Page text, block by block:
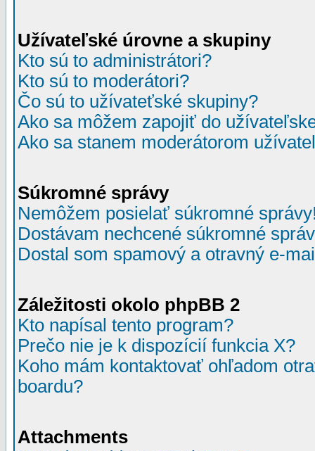
Užívateľské úrovne a skupiny
Kto sú to administrátori?
Kto sú to moderátori?
Čo sú to užívateťské skupiny?
Ako sa môžem zapojiť do
Ako sa stanem moderátorom
Súkromné správy
Nemôžem posielať súkromné
Dostávam nechcené súkromné
Dostal som spamový a otravný e-
Záležitosti okolo phpBB 2
Kto napísal tento program?
Prečo nie je k dispozícií funkcia X?
Koho mám kontaktovať ohľadom
boardu?
Attachments